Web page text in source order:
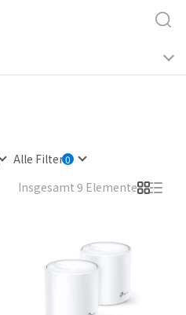
Alle Filter
Insgesamt 9 Elemente